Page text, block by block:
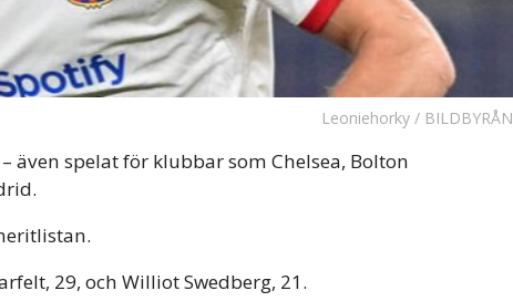
Leoniehorky / BILDBYRÅN
även spelat för klubbar som Chelsea, Bolton
29, och Williot Swedberg, 21.